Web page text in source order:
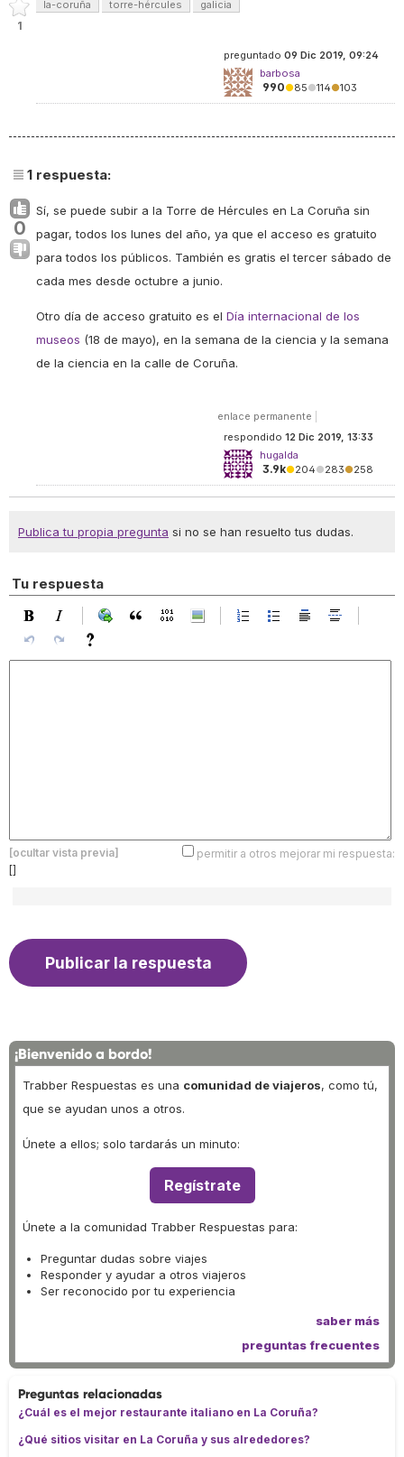
1
la-coruña torre-hércules galicia
preguntado 09 Dic 2019, 09:24
barbosa
990●85●114●103
1 respuesta:
0
Sí, se puede subir a la Torre de Hércules en La Coruña sin
pagar, todos los lunes del año, ya que el acceso es gratuito
para todos los públicos. También es gratis el tercer sábado de
cada mes desde octubre a junio.
Otro día de acceso gratuito es el Día internacional de los
museos (18 de mayo), en la semana de la ciencia y la semana
de la ciencia en la calle de Coruña.
enlace permanente
respondido 12 Dic 2019, 13:33
hugalda
3.9k●204●283●258
Publica tu propia pregunta si no se han resuelto tus dudas.
Tu respuesta
[ocultar vista previa]
permitir a otros mejorar mi respuesta:
[]
¡Bienvenido a bordo!
Trabber Respuestas es una comunidad de viajeros, como tú,
que se ayudan unos a otros.
Únete a ellos; solo tardarás un minuto:
Regístrate
Únete a la comunidad Trabber Respuestas para:
Preguntar dudas sobre viajes
Responder y ayudar a otros viajeros
Ser reconocido por tu experiencia
saber más
preguntas frecuentes
Preguntas relacionadas
¿Cuál es el mejor restaurante italiano en La Coruña?
¿Qué sitios visitar en La Coruña y sus alrededores?